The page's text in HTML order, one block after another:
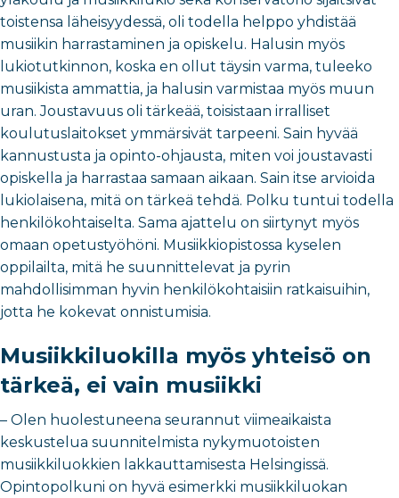
toistensa läheisyydessä, oli todella helppo yhdistää
musiikin harrastaminen ja opiskelu. Halusin myös
lukiotutkinnon, koska en ollut täysin varma, tuleeko
musiikista ammattia, ja halusin varmistaa myös muun
uran. Joustavuus oli tärkeää, toisistaan irralliset
koulutuslaitokset ymmärsivät tarpeeni. Sain hyvää
kannustusta ja opinto-ohjausta, miten voi joustavasti
opiskella ja harrastaa samaan aikaan. Sain itse arvioida
lukiolaisena, mitä on tärkeä tehdä. Polku tuntui todella
henkilökohtaiselta. Sama ajattelu on siirtynyt myös
omaan opetustyöhöni. Musiikkiopistossa kyselen
oppilailta, mitä he suunnittelevat ja pyrin
mahdollisimman hyvin henkilökohtaisiin ratkaisuihin,
jotta he kokevat onnistumisia.
Musiikkiluokilla myös yhteisö on
tärkeä, ei vain musiikki
– Olen huolestuneena seurannut viimeaikaista
keskustelua suunnitelmista nykymuotoisten
musiikkiluokkien lakkauttamisesta Helsingissä.
Opintopolkuni on hyvä esimerkki musiikkiluokan